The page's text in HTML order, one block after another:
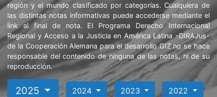
región y el mundo clasificado por categorías. Cualquiera de
las distintas notas informativas puede accederse mediante el
link al final de nota. El Programa Derecho Internacional
Regional y Acceso a la Justicia en América Latina -DIRAJus-
de la Cooperación Alemana para el desarrollo GIZ no se hace
responsable del contenido de ninguna de las notas, ni de su
reproducción.
2025 2024 2023 2022